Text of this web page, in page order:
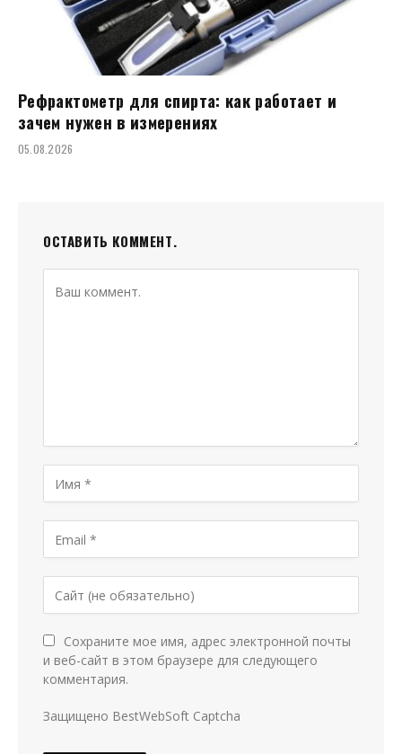
Рефрактометр для спирта: как работает и
зачем нужен в измерениях
05.08.2026
ОСТАВИТЬ КОММЕНТ.
Сохраните мое имя, адрес электронной почты
и веб-сайт в этом браузере для следующего
комментария.
Защищено BestWebSoft Captcha